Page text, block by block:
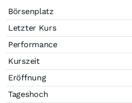
Börsenplatz
Letzter Kurs
Performance
Kurszeit
Eröffnung
Tageshoch